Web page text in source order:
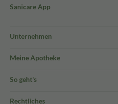
Sanicare App
Unternehmen
Meine Apotheke
So geht's
Rechtliches